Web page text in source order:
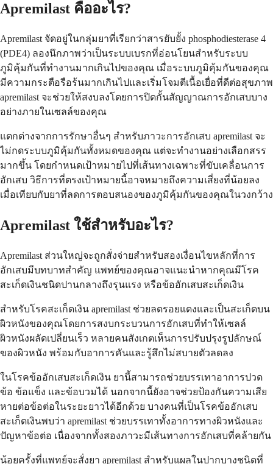
Apremilast คืออะไร?
Apremilast จัดอยู่ในกลุ่มยาที่เรียกว่าสารยับยั้ง phosphodiesterase 4
(PDE4) ลองนึกภาพว่าเป็นระบบเบรกที่อ่อนโยนสำหรับระบบ
ภูมิคุ้มกันที่ทำงานมากเกินไปของคุณ เมื่อระบบภูมิคุ้มกันของคุณ
มีความกระตือรือร้นมากเกินไปและเริ่มโจมตีเนื้อเยื่อที่ดีต่อสุขภาพ
apremilast จะช่วยให้สงบลงโดยการปิดกั้นสัญญาณการอักเสบบาง
อย่างภายในเซลล์ของคุณ
แตกต่างจากการรักษาอื่นๆ สำหรับภาวะการอักเสบ apremilast จะ
ไม่กดระบบภูมิคุ้มกันทั้งหมดของคุณ แต่จะทำงานอย่างเลือกสรร
มากขึ้น โดยกำหนดเป้าหมายไปที่เส้นทางเฉพาะที่ขับเคลื่อนการ
อักเสบ วิธีการที่ตรงเป้าหมายนี้อาจหมายถึงความเสี่ยงที่น้อยลง
เมื่อเทียบกับยาที่ลดการตอบสนองของภูมิคุ้มกันของคุณในวงกว้าง
Apremilast ใช้สำหรับอะไร?
Apremilast ส่วนใหญ่จะถูกสั่งจ่ายสำหรับสองเงื่อนไขหลักที่การ
อักเสบมีบทบาทสำคัญ แพทย์ของคุณอาจแนะนำหากคุณมีโรค
สะเก็ดเงินชนิดปานกลางถึงรุนแรง หรือข้ออักเสบสะเก็ดเงิน
สำหรับโรคสะเก็ดเงิน apremilast ช่วยลดรอยแดงและเป็นสะเก็ดบน
ผิวหนังของคุณโดยการสงบกระบวนการอักเสบที่ทำให้เซลล์
ผิวหนังผลัดเปลี่ยนเร็ว หลายคนสังเกตเห็นการปรับปรุงรูปลักษณ์
ของผิวหนัง พร้อมกับอาการคันและรู้สึกไม่สบายตัวลดลง
ในโรคข้ออักเสบสะเก็ดเงิน ยานี้สามารถช่วยบรรเทาอาการปวด
ข้อ ข้อแข็ง และข้อบวมได้ นอกจากนี้ยังอาจช่วยป้องกันความเสีย
หายต่อข้อต่อในระยะยาวได้อีกด้วย บางคนที่เป็นโรคข้ออักเสบ
สะเก็ดเงินพบว่า apremilast ช่วยบรรเทาทั้งอาการทางผิวหนังและ
ปัญหาข้อต่อ เนื่องจากทั้งสองภาวะมีเส้นทางการอักเสบที่คล้ายกัน
น้อยครั้งที่แพทย์จะสั่งยา apremilast สำหรับแผลในปากบางชนิดที่